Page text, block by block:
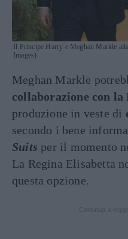
Il Principe Harry e Meghan Markle
Images)
Meghan Markle
collaborazione con la
produzione in veste di
secondo i bene
Suits per il momento
La Regina Elisabetta
questa opzione.